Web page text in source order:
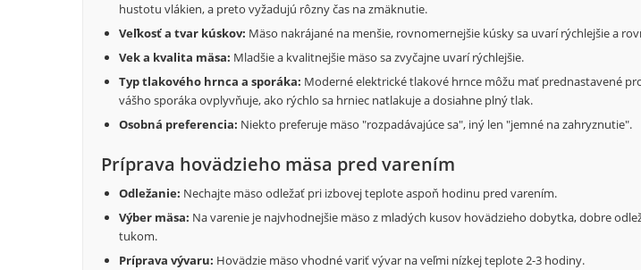
hustotu vlákien, a preto vyžadujú rôzny čas na zmäknutie.
Veľkosť a tvar kúskov: Mäso nakrájané na menšie, rovnomernejšie kúsky sa uvarí rýchlejšie a
Vek a kvalita mäsa: Mladšie a kvalitnejšie mäso sa zvyčajne uvarí rýchlejšie.
Typ tlakového hrnca a sporáka: Moderné elektrické tlakové hrnce môžu mať prednastavené
vášho sporáka ovplyvňuje, ako rýchlo sa hrniec natlakuje a dosiahne plný tlak.
Osobná preferencia: Niekto preferuje mäso "rozpadávajúce sa", iný len "jemné na zahryznutie".
Príprava hovädzieho mäsa pred varením
Odležanie: Nechajte mäso odležať pri izbovej teplote aspoň hodinu pred varením.
Výber mäsa: Na varenie je najvhodnejšie mäso z mladých kusov hovädzieho dobytka, dobre
tukom.
Príprava vývaru: Hovädzie mäso vhodné variť vývar na veľmi nízkej teplote 2-3 hodiny.